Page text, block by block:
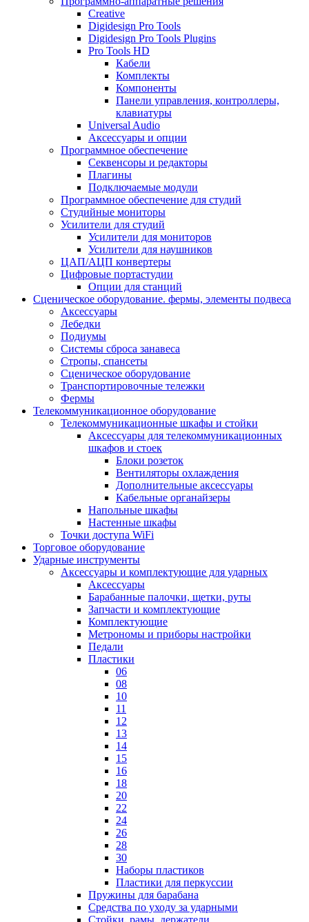
Creative
Digidesign Pro Tools
Digidesign Pro Tools Plugins
Pro Tools HD
Кабели
Комплекты
Компоненты
Панели управления, контроллеры,
клавиатуры
Universal Audio
Аксессуары и опции
Программное обеспечение
Cеквенсоры и редакторы
Плагины
Подключаемые модули
Программное обеспечение для студий
Студийные мониторы
Усилители для студий
Усилители для мониторов
Усилители для наушников
ЦАП/АЦП конвертеры
Цифровые портастудии
Опции для станций
Сценическое оборудование. фермы, элементы подвеса
Аксессуары
Лебедки
Подиумы
Системы сброса занавеса
Стропы, спансеты
Сценическое оборудование
Транспортировочные тележки
Фермы
Телекоммуникационное оборудование
Телекоммуникационные шкафы и стойки
Аксессуары для телекоммуникационных
шкафов и стоек
Блоки розеток
Вентиляторы охлаждения
Дополнительные аксессуары
Кабельные органайзеры
Напольные шкафы
Настенные шкафы
Точки доступа WiFi
Торговое оборудование
Ударные инструменты
Аксессуары и комплектующие для ударных
Аксессуары
Барабанные палочки, щетки, руты
Запчасти и комплектующие
Комплектующие
Метрономы и приборы настройки
Педали
Пластики
06
08
10
11
12
13
14
15
16
18
20
22
24
26
28
30
Наборы пластиков
Пластики для перкуссии
Пружины для барабана
Средства по уходу за ударными
Стойки, рамы, держатели